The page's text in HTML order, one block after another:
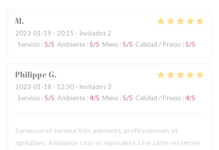
M
2023-01-19 - 20:15 - Invitados 2
Servicio : 5/5 Ambiente : 5/5 Menú : 5/5 Calidad / Precio : 5/5
Philippe G
2023-01-18 - 12:30 - Invitados 3
Servicio : 5/5 Ambiente : 4/5 Menú : 5/5 Calidad / Precio : 4/5
Serveuse et serveur très avenants, professionnels et
agréables. Ambiance cosy et reposante. Une carte resserrée